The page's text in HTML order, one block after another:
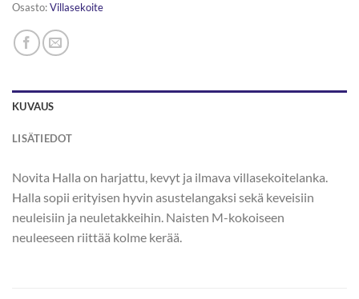
Osasto:Villasekoite
KUVAUS
LISÄTIEDOT
Novita Halla on harjattu, kevyt ja ilmava villasekoitelanka.
Halla sopii erityisen hyvin asustelangaksi sekä keveisiin
neuleisiin ja neuletakkeihin. Naisten M-kokoiseen
neuleeseen riittää kolme kerää.